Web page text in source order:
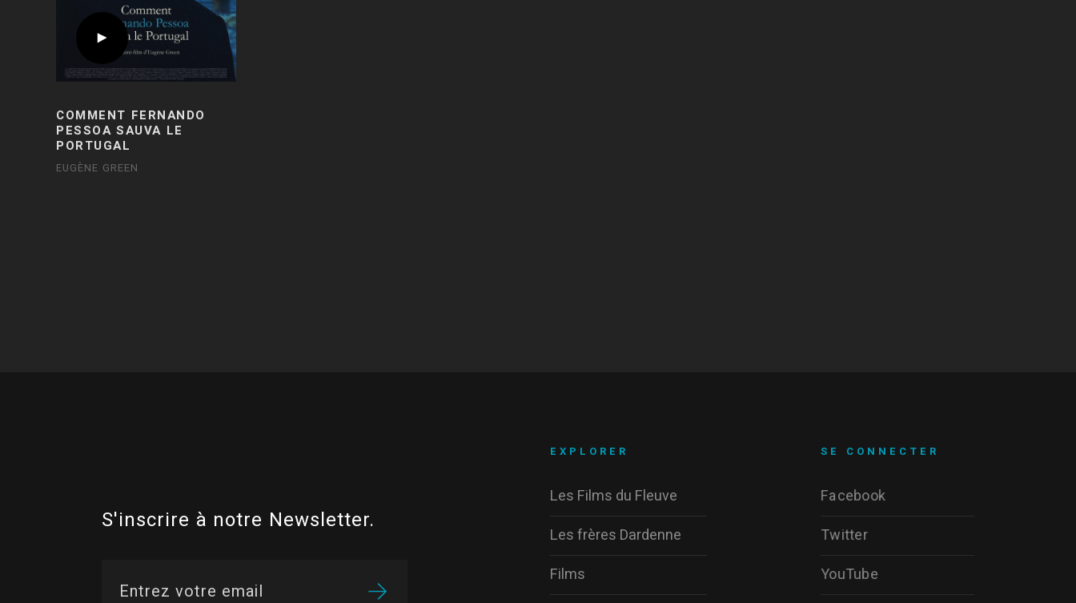
COMMENT FERNANDO
PESSOA SAUVA LE
PORTUGAL
EUGÈNE GREEN
S'inscrire à notre Newsletter.
SE CONNECTER
Facebook
Twitter
YouTube
EXPLORER
Les Films du Fleuve
Les frères Dardenne
Films